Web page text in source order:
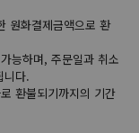
원화결제금액으로 환
능하며, 주문일과 취소
니다.
환불되기까지의 기간